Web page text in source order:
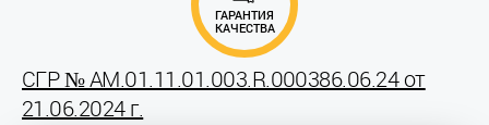
ГАРАНТИЯ
КАЧЕСТВА
СГР № AM.01.11.01.003.R.000386.06.24 от
21.06.2024 г.